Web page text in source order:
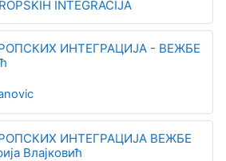
INTEGRACIJA
ИНТЕГРАЦИЈА - ВЕЖБЕ
ИНТЕГРАЦИЈА ВЕЖБЕ
Влајковић